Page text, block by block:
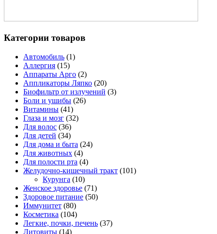
Категории товаров
Автомобиль (1)
Аллергия (15)
Аппараты Арго (2)
Аппликаторы Ляпко (20)
Биофильтр от излучений (3)
Боли и ушибы (26)
Витамины (41)
Глаза и мозг (32)
Для волос (36)
Для детей (34)
Для дома и быта (24)
Для животных (4)
Для полости рта (4)
Желудочно-кишечный тракт (101)
Курунга (10)
Женское здоровье (71)
Здоровое питание (50)
Иммунитет (80)
Косметика (104)
Легкие, почки, печень (37)
Литовиты (14)